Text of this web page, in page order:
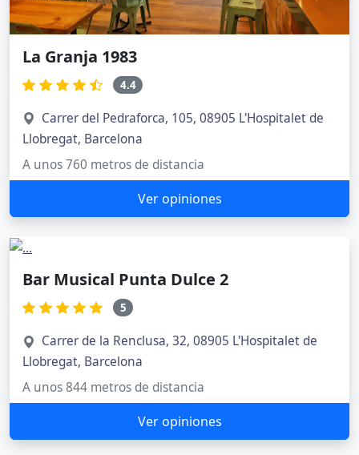
La Granja 1983
4.4
Carrer del Pedraforca, 105, 08905 L'Hospitalet de
Llobregat, Barcelona
A unos 760 metros de distancia
Ver opiniones
Bar Musical Punta Dulce 2
5
Carrer de la Renclusa, 32, 08905 L'Hospitalet de
Llobregat, Barcelona
A unos 844 metros de distancia
Ver opiniones